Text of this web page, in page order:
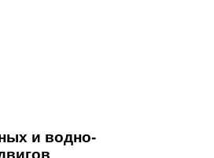
и водно-